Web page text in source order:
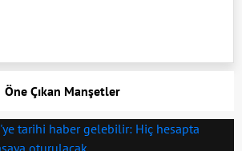
Öne Çıkan Manşetler